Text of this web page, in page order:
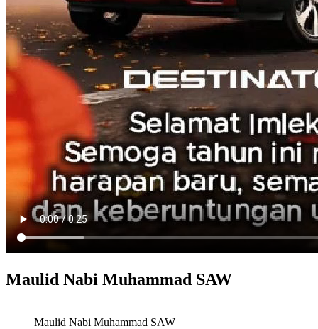
Maulid Nabi Muhammad SAW
Maulid Nabi Muhammad SAW